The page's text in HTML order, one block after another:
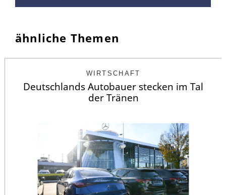
ähnliche Themen
WIRTSCHAFT
Deutschlands Autobauer stecken im Tal
der Tränen